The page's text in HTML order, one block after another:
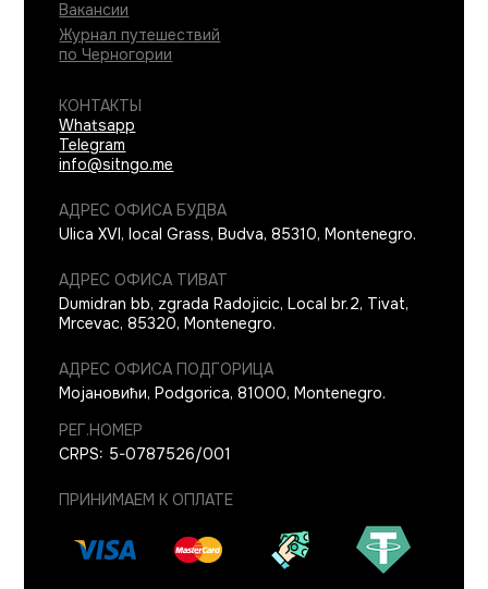
Вакансии
Журнал путешествий
по Черногории
КОНТАКТЫ
Whatsapp
Telegram
info@sitngo.me
АДРЕС ОФИСА БУДВА
Ulica XVI, local Grass,Budva,85310,Montenegro.
АДРЕС ОФИСА ТИВАТ
Dumidran bb, zgrada Radojicic, Local br.2, Tivat,
Mrcevac,85320,Montenegro.
АДРЕС ОФИСА ПОДГОРИЦА
Мојановићи,Podgorica,81000,Montenegro.
РЕГ.НОМЕР
CRPS: 5-0787526/001
ПРИНИМАЕМ К ОПЛАТЕ